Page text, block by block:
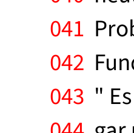
041
042
043 "